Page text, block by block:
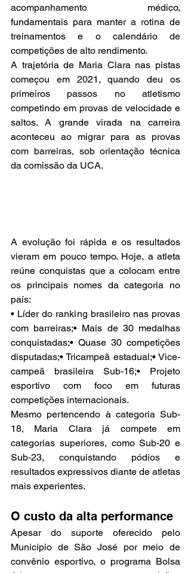
acompanhamento médico,
fundamentais para manter a rotina de
treinamentos e o calendário de
competições de alto rendimento.
A trajetória de Maria Clara nas pistas
começou em 2021, quando deu os
primeiros passos no atletismo
competindo em provas de velocidade e
saltos. A grande virada na carreira
aconteceu ao migrar para as provas
com barreiras, sob orientação técnica
da comissão da UCA.
A evolução foi rápida e os resultados
vieram em pouco tempo. Hoje, a atleta
reúne conquistas que a colocam entre
os principais nomes da categoria no
país:
• Líder do ranking brasileiro nas provas
com barreiras;• Mais de 30 medalhas
conquistadas;• Quase 30 competições
disputadas;• Tricampeã estadual;• Vice-
campeã brasileira Sub-16;• Projeto
esportivo com foco em futuras
competições internacionais.
Mesmo pertencendo à categoria Sub-
18, Maria Clara já compete em
categorias superiores, como Sub-20 e
Sub-23, conquistando pódios e
resultados expressivos diante de atletas
mais experientes.
O custo da alta performance
Apesar do suporte oferecido pelo
Município de São José por meio de
convênio esportivo, o programa Bolsa